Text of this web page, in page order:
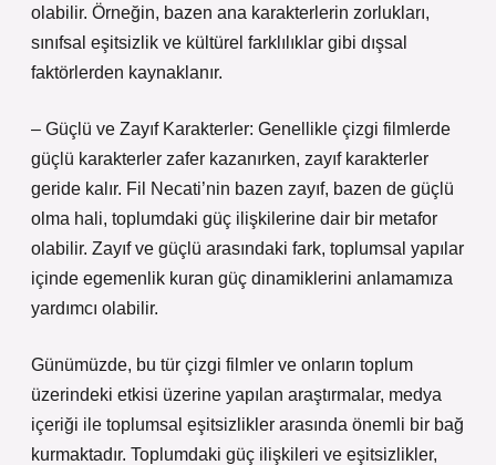
olabilir. Örneğin, bazen ana karakterlerin zorlukları,
sınıfsal eşitsizlik ve kültürel farklılıklar gibi dışsal
faktörlerden kaynaklanır.
– Güçlü ve Zayıf Karakterler: Genellikle çizgi filmlerde
güçlü karakterler zafer kazanırken, zayıf karakterler
geride kalır. Fil Necati’nin bazen zayıf, bazen de güçlü
olma hali, toplumdaki güç ilişkilerine dair bir metafor
olabilir. Zayıf ve güçlü arasındaki fark, toplumsal yapılar
içinde egemenlik kuran güç dinamiklerini anlamamıza
yardımcı olabilir.
Günümüzde, bu tür çizgi filmler ve onların toplum
üzerindeki etkisi üzerine yapılan araştırmalar, medya
içeriği ile toplumsal eşitsizlikler arasında önemli bir bağ
kurmaktadır. Toplumdaki güç ilişkileri ve eşitsizlikler,